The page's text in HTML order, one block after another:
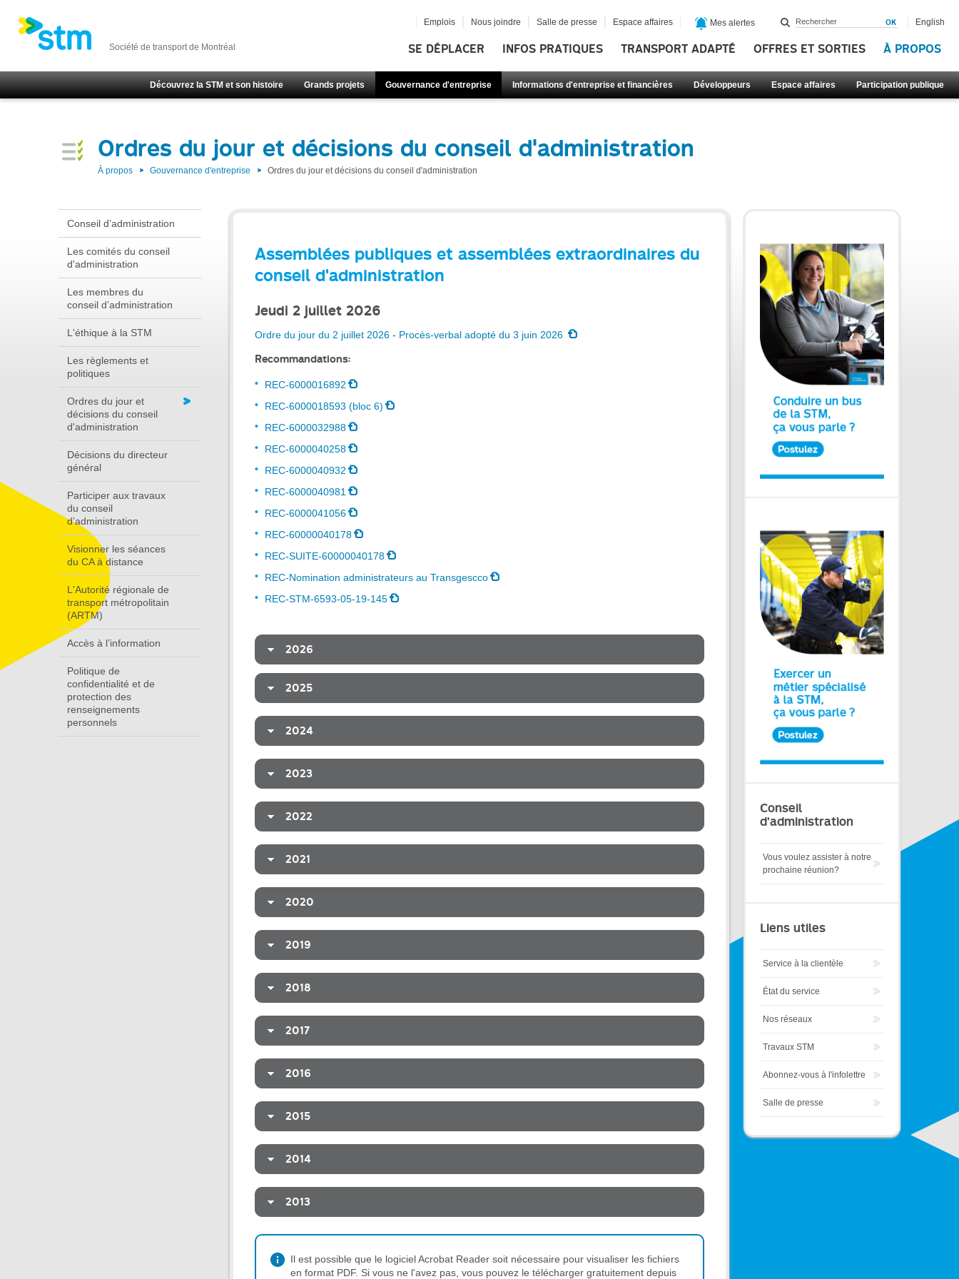
Société de transport de Montréal SE DÉPLACER INFOS PRATIQUES TRANSPORT ADAPTÉ OFFRES ET SORTIES À PROPOS
Découvrez la STM et son histoire Grands projets Gouvernance d'entreprise Informations d'entreprise et financières Développeurs Espace affaires Participation publique
Emplois Nous joindre Salle de presse Espace affaires Mes alertes English
Ordres du jour et décisions du conseil d'administration
À propos Gouvernance d'entreprise Ordres du jour et décisions du conseil d'administration
Conseil d’administration
Les comités du conseil
d'administration
Les membres du
conseil d’administration
L'éthique à la STM
Les règlements et
politiques
Ordres du jour et
décisions du conseil
d'administration
Décisions du directeur
général
Participer aux travaux
du conseil
d’administration
Visionner les séances
du CA à distance
L'Autorité régionale de
transport métropolitain
(ARTM)
Accès à l’information
Politique de
confidentialité et de
protection des
renseignements
personnels
Assemblées publiques et assemblées extraordinaires du
conseil d'administration
Jeudi 2 juillet 2026
Ordre du jour du 2 juillet 2026 - Procès-verbal adopté du 3 juin 2026
Recommandations:
REC-6000016892
REC-6000018593 (bloc 6)
REC-6000032988
REC-6000040258
REC-6000040932
REC-6000040981
REC-6000041056
REC-60000040178
REC-SUITE-60000040178
REC-Nomination administrateurs au Transgescco
REC-STM-6593-05-19-145
2026
2025
2024
2023
2022
2021
2020
2019
2018
2017
2016
2015
2014
2013
Il est possible que le logiciel Acrobat Reader soit nécessaire pour visualiser les fichiers
en format PDF. Si vous ne l'avez pas, vous pouvez le télécharger gratuitement depuis
Conseil
d’administration
Vous voulez assister à notre
prochaine réunion?
Liens utiles
Service à la clientèle
État du service
Nos réseaux
Travaux STM
Abonnez-vous à l'infolettre
Salle de presse